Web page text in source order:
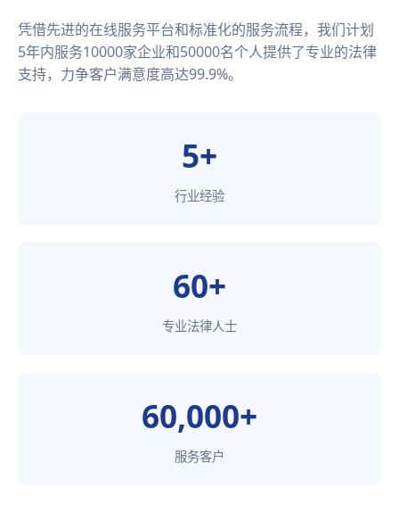
凭借先进的在线服务平台和标准化的服务流程，我们计划
5年内服务10000家企业和50000名个人提供了专业的法律
支持，力争客户满意度高达99.9%。
5+
行业经验
60+
专业法律人士
60,000+
服务客户